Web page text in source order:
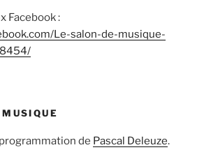
Facebook :
Le-salon-de-musique-
de Pascal Deleuze.